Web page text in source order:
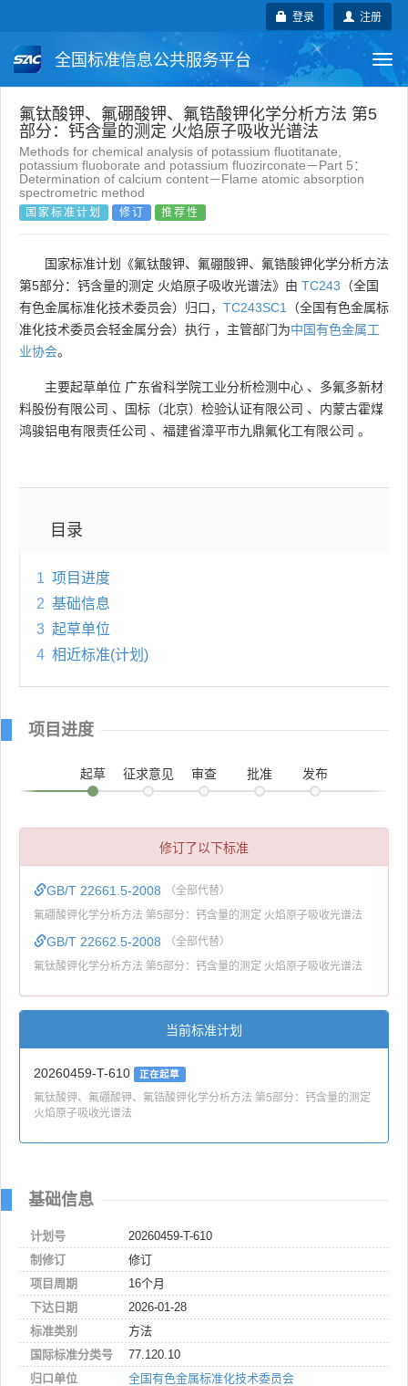
注册
登录
全国标准信息公共服务平台
国家标准 行业标准 地方标准
团体标准 企业标准 国际标准
国外标准 技术委员会
氟钛酸钾、氟硼酸钾、氟锆酸钾化学分析方法 第5
部分：钙含量的测定 火焰原子吸收光谱法
Methods for chemical analysis of potassium fluotitanate,
potassium fluoborate and potassium fluozirconate－Part 5：
Determination of calcium content－Flame atomic absorption
spectrometric method
国家标准计划 修订 推荐性
国家标准计划《氟钛酸钾、氟硼酸钾、氟锆酸钾化学分析方法
第5部分：钙含量的测定 火焰原子吸收光谱法》由 TC243 （全国
有色金属标准化技术委员会）归口， TC243SC1
（全国有色金属标
准化技术委员会轻金属分会）执行 ，主管部门为中国有色金属工
业协会。
主要起草单位 广东省科学院工业分析检测中心 、 多氟多新材
料股份有限公司 、 国标（北京）检验认证有限公司 、 内蒙古霍煤
鸿骏铝电有限责任公司 、 福建省漳平市九鼎氟化工有限公司 。
目录
1 项目进度
2 基础信息
3 起草单位
4 相近标准(计划)
项目进度
起草 征求意见 审查 批准 发布
修订了以下标准
GB/T 22661.5-2008 （全部代替）
氟硼酸钾化学分析方法 第5部分：钙含量的测定 火焰原子吸收光谱法
GB/T 22662.5-2008 （全部代替）
氟钛酸钾化学分析方法 第5部分：钙含量的测定 火焰原子吸收光谱法
当前标准计划
20260459-T-610 正在起草
氟钛酸钾、氟硼酸钾、氟锆酸钾化学分析方法 第5部分：钙含量的测定
火焰原子吸收光谱法
基础信息
计划号
20260459-T-610
制修订
修订
项目周期
16个月
下达日期
2026-01-28
标准类别
方法
国际标准分类号
77.120.10
归口单位
全国有色金属标准化技术委员会